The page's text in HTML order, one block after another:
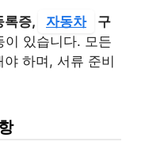
록증, 자동차
구
이 있습니다. 모든
하며, 서류 준비